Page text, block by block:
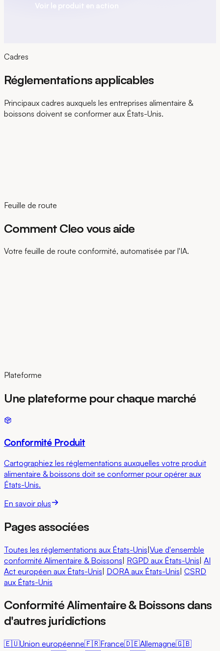
Voir le produit en action
Cadres
Réglementations applicables
Principaux cadres auxquels les entreprises alimentaire &
boissons doivent se conformer aux États-Unis.
Feuille de route
Comment Cleo vous aide
Votre feuille de route conformité, automatisée par l'IA.
Plateforme
Une plateforme pour chaque marché
Conformité Produit
Cartographiez les réglementations auxquelles votre produit
alimentaire & boissons doit se conformer pour opérer aux
États-Unis.
En savoir plus
Pages associées
Toutes les réglementations aux États-Unis|Vue d'ensemble
conformité Alimentaire & Boissons| RGPD aux États-Unis| AI
Act européen aux États-Unis| DORA aux États-Unis| CSRD
aux États-Unis
Conformité Alimentaire & Boissons dans
d'autres juridictions
🇪🇺Union européenne🇫🇷France🇩🇪Allemagne🇬🇧